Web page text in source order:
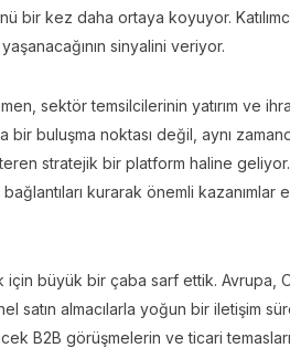
bir kez daha ortaya koyuyor.
sinyalini veriyor.
sektör temsilcilerinin yatırım ve
bir buluşma noktası değil, aynı
stratejik bir platform haline geliyor.
kurarak önemli
için büyük bir çaba sarf ettik. Avrupa,
satın almacılarla yoğun bir iletişim
B2B görüşmelerin ve ticari temasların